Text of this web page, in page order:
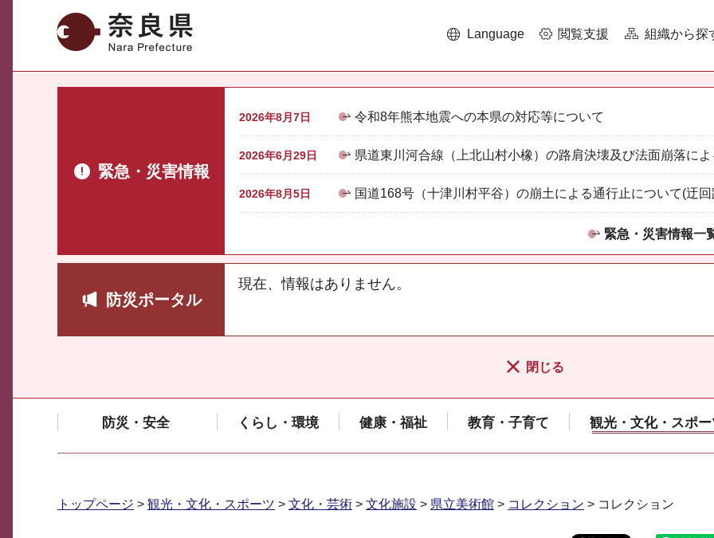
奈良県 Language 閲覧支援 組織から探
緊急・災害情報
2026年8月7日 令和8年熊本地震への本県の対応等について
2026年6月29日 県道東川河合線（上北山村小橡）の路肩決壊及び法面崩落に
2026年8月5日 国道168号（十津川村平谷）の崩土による通行止について(迂
緊急・災害情報一
防災ポータル
現在、情報はありません。
閉じる
防災・安全 くらし・環境 健康・福祉 教育・子育て 観光・文化・スポー
トップページ > 観光・文化・スポーツ > 文化・芸術 > 文化施設 > 県立美術館 > コレクション > コレクション